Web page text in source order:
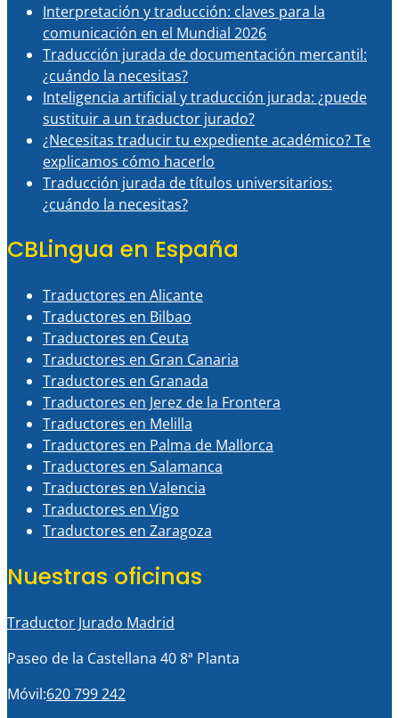
Interpretación y traducción: claves para la
comunicación en el Mundial 2026
Traducción jurada de documentación mercantil:
¿cuándo la necesitas?
Inteligencia artificial y traducción jurada: ¿puede
sustituir a un traductor jurado?
¿Necesitas traducir tu expediente académico? Te
explicamos cómo hacerlo
Traducción jurada de títulos universitarios:
¿cuándo la necesitas?
CBLingua en España
Traductores en Alicante
Traductores en Bilbao
Traductores en Ceuta
Traductores en Gran Canaria
Traductores en Granada
Traductores en Jerez de la Frontera
Traductores en Melilla
Traductores en Palma de Mallorca
Traductores en Salamanca
Traductores en Valencia
Traductores en Vigo
Traductores en Zaragoza
Nuestras oficinas
Traductor Jurado Madrid
Paseo de la Castellana 40 8ª Planta
Móvil:620 799 242